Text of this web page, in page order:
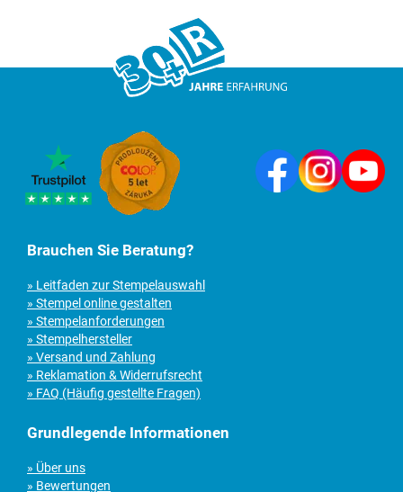
Brauchen Sie Beratung?
» Leitfaden zur Stempelauswahl
» Stempel online gestalten
» Stempelanforderungen
» Stempelhersteller
» Versand und Zahlung
» Reklamation & Widerrufsrecht
» FAQ (Häufig gestellte Fragen)
Grundlegende Informationen
» Über uns
» Bewertungen